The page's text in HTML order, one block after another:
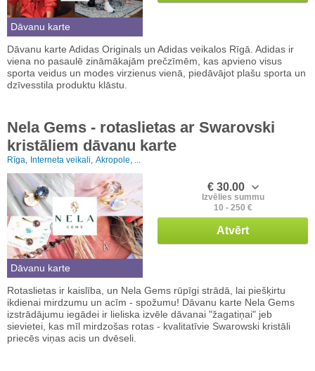
Dāvanu karte
Dāvanu karte Adidas Originals un Adidas veikalos Rīgā. Adidas ir
viena no pasaulē zināmākajām prečzīmēm, kas apvieno visus
sporta veidus un modes virzienus vienā, piedāvājot plašu sporta un
dzīvesstila produktu klāstu.
Nela Gems - rotaslietas ar Swarovski
kristāliem dāvanu karte
Rīga, Interneta veikali, Akropole, ...
Dāvanu karte
€ 30.00
Izvēlies summu
10 - 250 €
Atvērt
Rotaslietas ir kaislība, un Nela Gems rūpīgi strādā, lai piešķirtu
ikdienai mirdzumu un acīm - spožumu! Dāvanu karte Nela Gems
izstrādājumu iegādei ir lieliska izvēle dāvanai "žagatiņai" jeb
sievietei, kas mīl mirdzošas rotas - kvalitatīvie Swarowski kristāli
priecēs viņas acis un dvēseli.